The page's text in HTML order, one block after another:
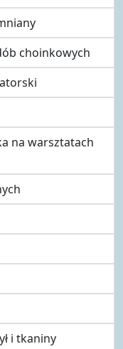
choinkowych
na warsztatach
i tkaniny